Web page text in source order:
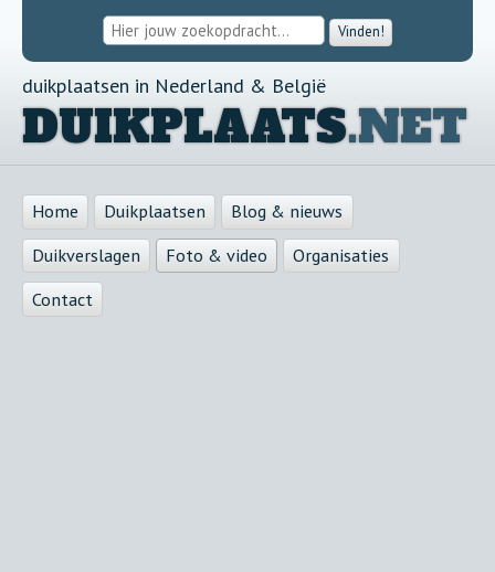
Vinden!
duikplaatsen in Nederland & België
DUIKPLAATS.NET
Home Duikplaatsen
Blog & nieuws
Duikverslagen
Foto & video
Organisaties
Contact